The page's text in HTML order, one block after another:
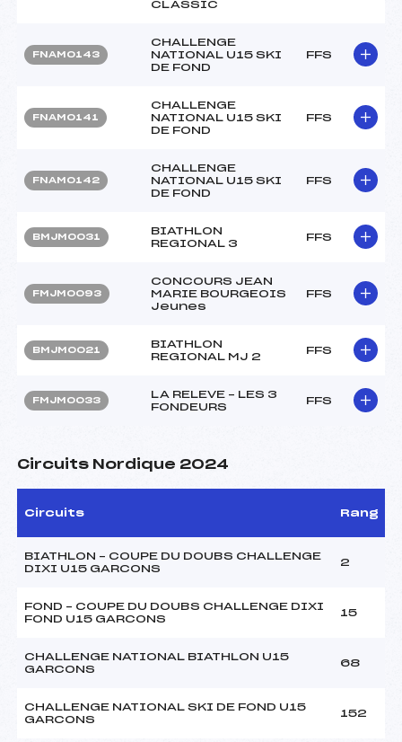
CLASSIC
FNAM0143
CHALLENGE
NATIONAL U15 SKI
DE FOND
FFS
FNAM0141
CHALLENGE
NATIONAL U15 SKI
DE FOND
FFS
FNAM0142
CHALLENGE
NATIONAL U15 SKI
DE FOND
FFS
BMJM0031
BIATHLON
REGIONAL 3
FFS
FMJM0093
CONCOURS JEAN
MARIE BOURGEOIS
Jeunes
FFS
BMJM0021
BIATHLON
REGIONAL MJ 2
FFS
FMJM0033
LA RELEVE – LES 3
FONDEURS
FFS
Circuits Nordique 2024
Circuits Rang
BIATHLON – COUPE DU DOUBS CHALLENGE
DIXI U15 GARCONS
2
FOND – COUPE DU DOUBS CHALLENGE DIXI
FOND U15 GARCONS
15
CHALLENGE NATIONAL BIATHLON U15
GARCONS
68
CHALLENGE NATIONAL SKI DE FOND U15
GARCONS
152